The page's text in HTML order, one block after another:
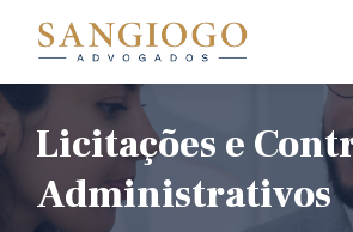
Licitações e
Administrativos